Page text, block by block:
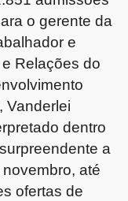
o gerente da
e
Relações do
Vanderlei
dentro
a
até
ofertas de